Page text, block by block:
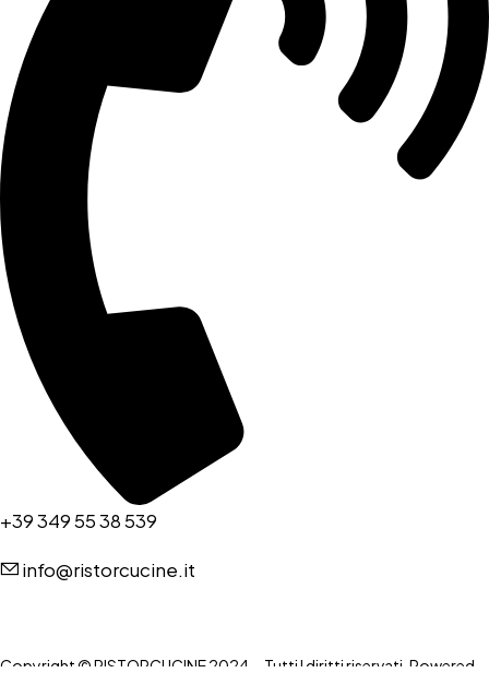
+39 349 55 38 539
info@ristorcucine.it
Copyright © RISTORCUCINE 2024 – Tutti I diritti riservati. Powered